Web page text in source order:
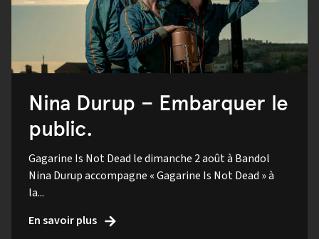
Nina Durup – Embarquer le
public.
Gagarine Is Not Dead le dimanche 2 août à Bandol
Nina Durup accompagne « Gagarine Is Not Dead » à
la...
En savoir plus